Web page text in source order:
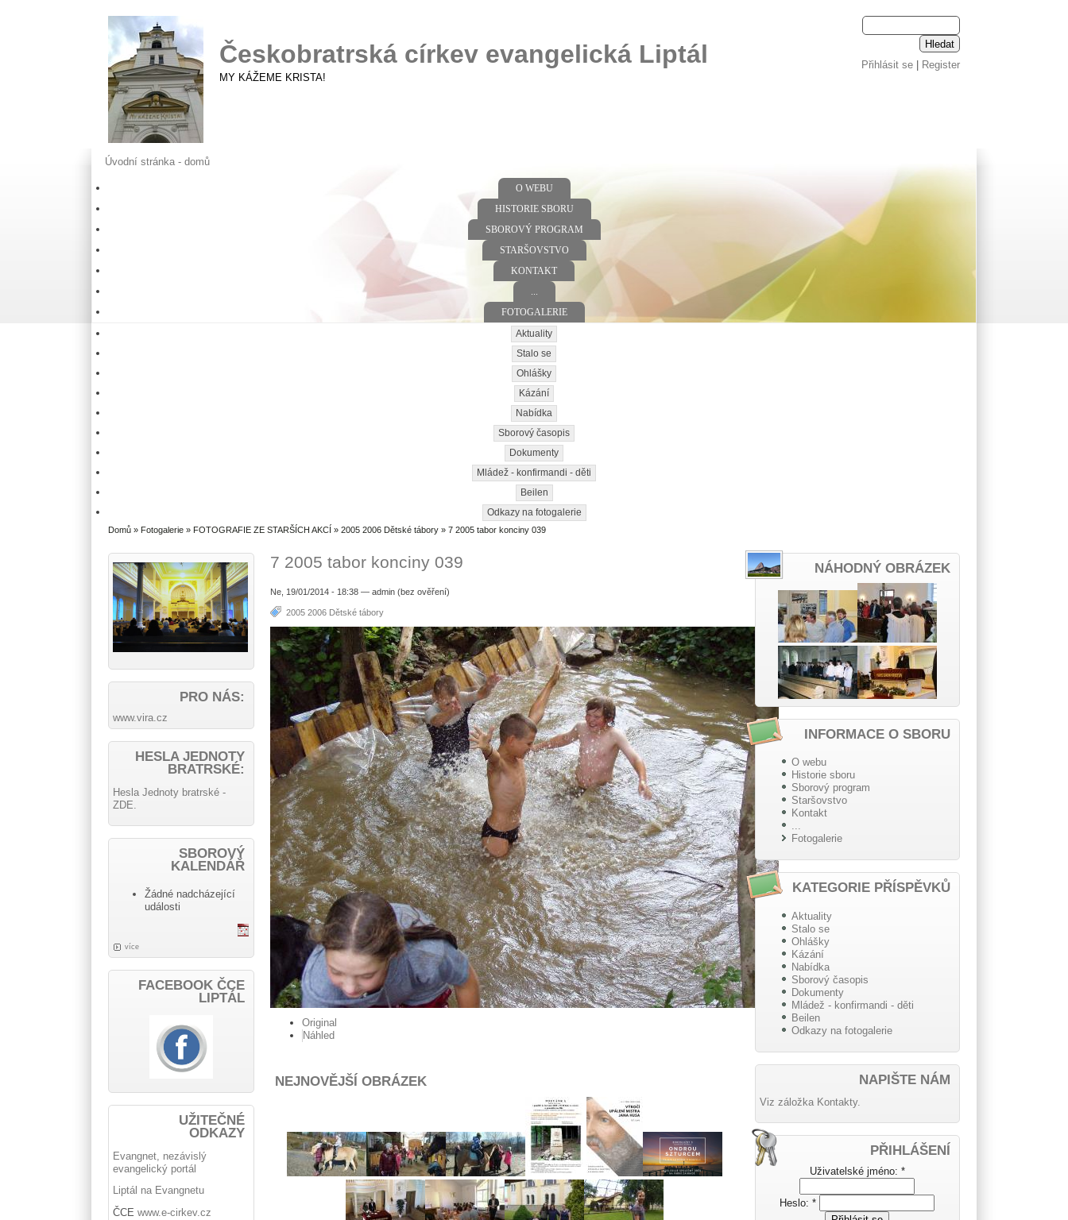
Přihlásit se| Register
Českobratrská církev evangelická Liptál
MY KÁŽEME KRISTA!
Úvodní stránka - domů
O WEBU
HISTORIE SBORU
SBOROVÝ PROGRAM
STARŠOVSTVO
KONTAKT
FOTOGALERIE
Aktuality
Stalo se
Ohlášky
Kázání
Nabídka
Sborový časopis
Dokumenty
Mládež - konfirmandi - děti
Beilen
Odkazy na fotogalerie
Domů » Fotogalerie » FOTOGRAFIE ZE STARŠÍCH AKCÍ »2005 2006 Dětské tábory » 7 2005 tabor konciny 039
7 2005 tabor konciny 039
Ne, 19/01/2014 - 18:38 — admin (bez ověření)
2005 2006 Dětské tábory
Original
Náhled
NEJNOVĚJŠÍ OBRÁZEK
PRO NÁS:
www.vira.cz
HESLA JEDNOTY
BRATRSKÉ:
Hesla Jednoty bratrské -
ZDE.
SBOROVÝ
KALENDÁŘ
Žádné nadcházející
události
více
FACEBOOK ČCE
LIPTÁL
UŽITEČNÉ
ODKAZY
Evangnet, nezávislý
evangelický portál
Liptál na Evangnetu
ČCEwww.e-cirkev.cz
NÁHODNÝ OBRÁZEK
INFORMACE O SBORU
O webu
Historie sboru
Sborový program
Staršovstvo
Kontakt
Fotogalerie
KATEGORIE PŘÍSPĚVKŮ
Aktuality
Stalo se
Ohlášky
Kázání
Nabídka
Sborový časopis
Dokumenty
Mládež - konfirmandi - děti
Beilen
Odkazy na fotogalerie
NAPIŠTE NÁM
Viz záložka Kontakty.
PŘIHLÁŠENÍ
Uživatelské jméno: *
Heslo:*